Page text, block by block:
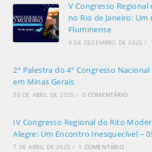
V Congresso
no Rio de Janeiro:
Fluminense
4 DE DEZEMBRO DE 2025 /
2ª Palestra do 4º Congresso
em Minas Gerais
30 DE ABRIL DE 2025 / 0 COMENTÁRIO
IV Congresso Regional do Rito
Alegre: Um Encontro Inesquecível –
7 DE ABRIL DE 2025 / 1 COMENTÁRIO